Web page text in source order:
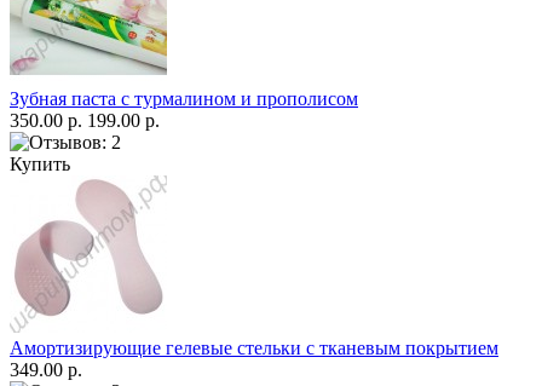
Зубная паста с турмалином и прополисом
350.00 р. 199.00 р.
Купить
Амортизирующие гелевые стельки с тканевым покрытием
349.00 р.